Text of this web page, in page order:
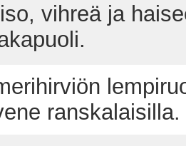
vihreä ja
ranskalaisilla.